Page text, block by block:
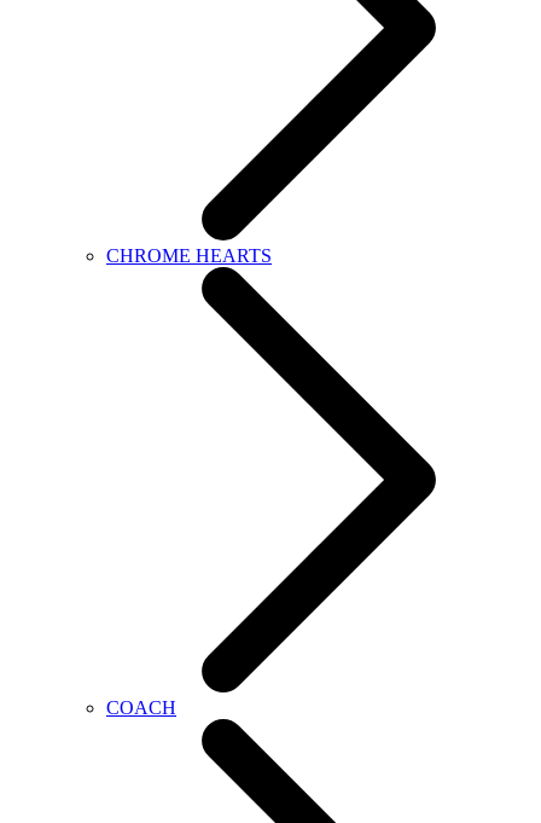
CHROME HEARTS
COACH